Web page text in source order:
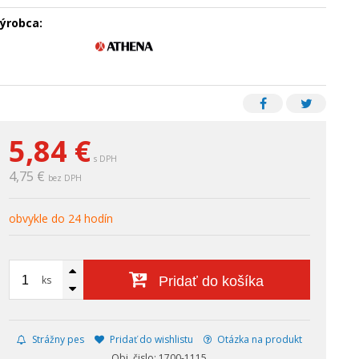
5,84 € s DPH
4,75 € bez DPH
obvykle do 24 hodín
ks Pridať do košíka
Strážny pes Pridať do wishlistu
Otázka na produkt